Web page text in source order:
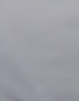
header.php